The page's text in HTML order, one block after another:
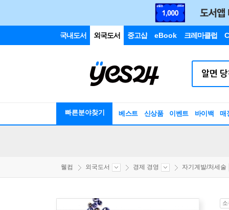
국내도서 외국도서 중고샵 eBook 크레마클럽
빠른분야찾기 베스트 신상품 이벤트 바이백 매
웰컴 외국도서 경제 경영 자기계발/처세술